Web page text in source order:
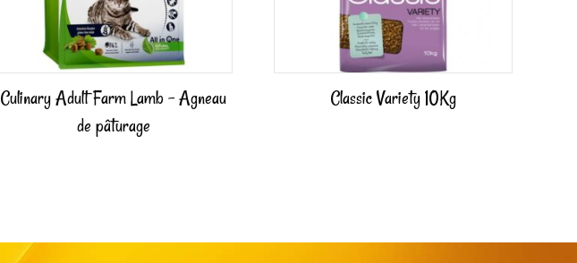
Culinary Adult Farm Lamb – Agneau
de pâturage
Classic Variety 10Kg